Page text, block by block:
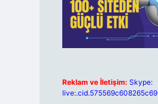
Reklam ve İletişim: Skype:
live:.cid.575569c608265c69